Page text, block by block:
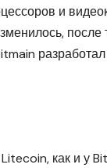
и
после
как и у